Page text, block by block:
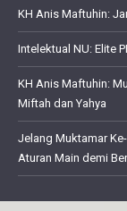
KH Anis Maftuhin:
Intelektual NU: Elite
KH Anis Maftuhin:
Miftah dan Yahya
Jelang Muktamar
Aturan Main demi